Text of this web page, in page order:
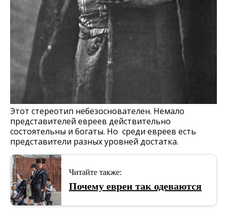
Этот стереотип небезоснователен. Немало
представителей евреев действительно
состоятельны и богаты. Но среди евреев есть
представители разных уровней достатка.
Читайте также:
Почему евреи так одеваются